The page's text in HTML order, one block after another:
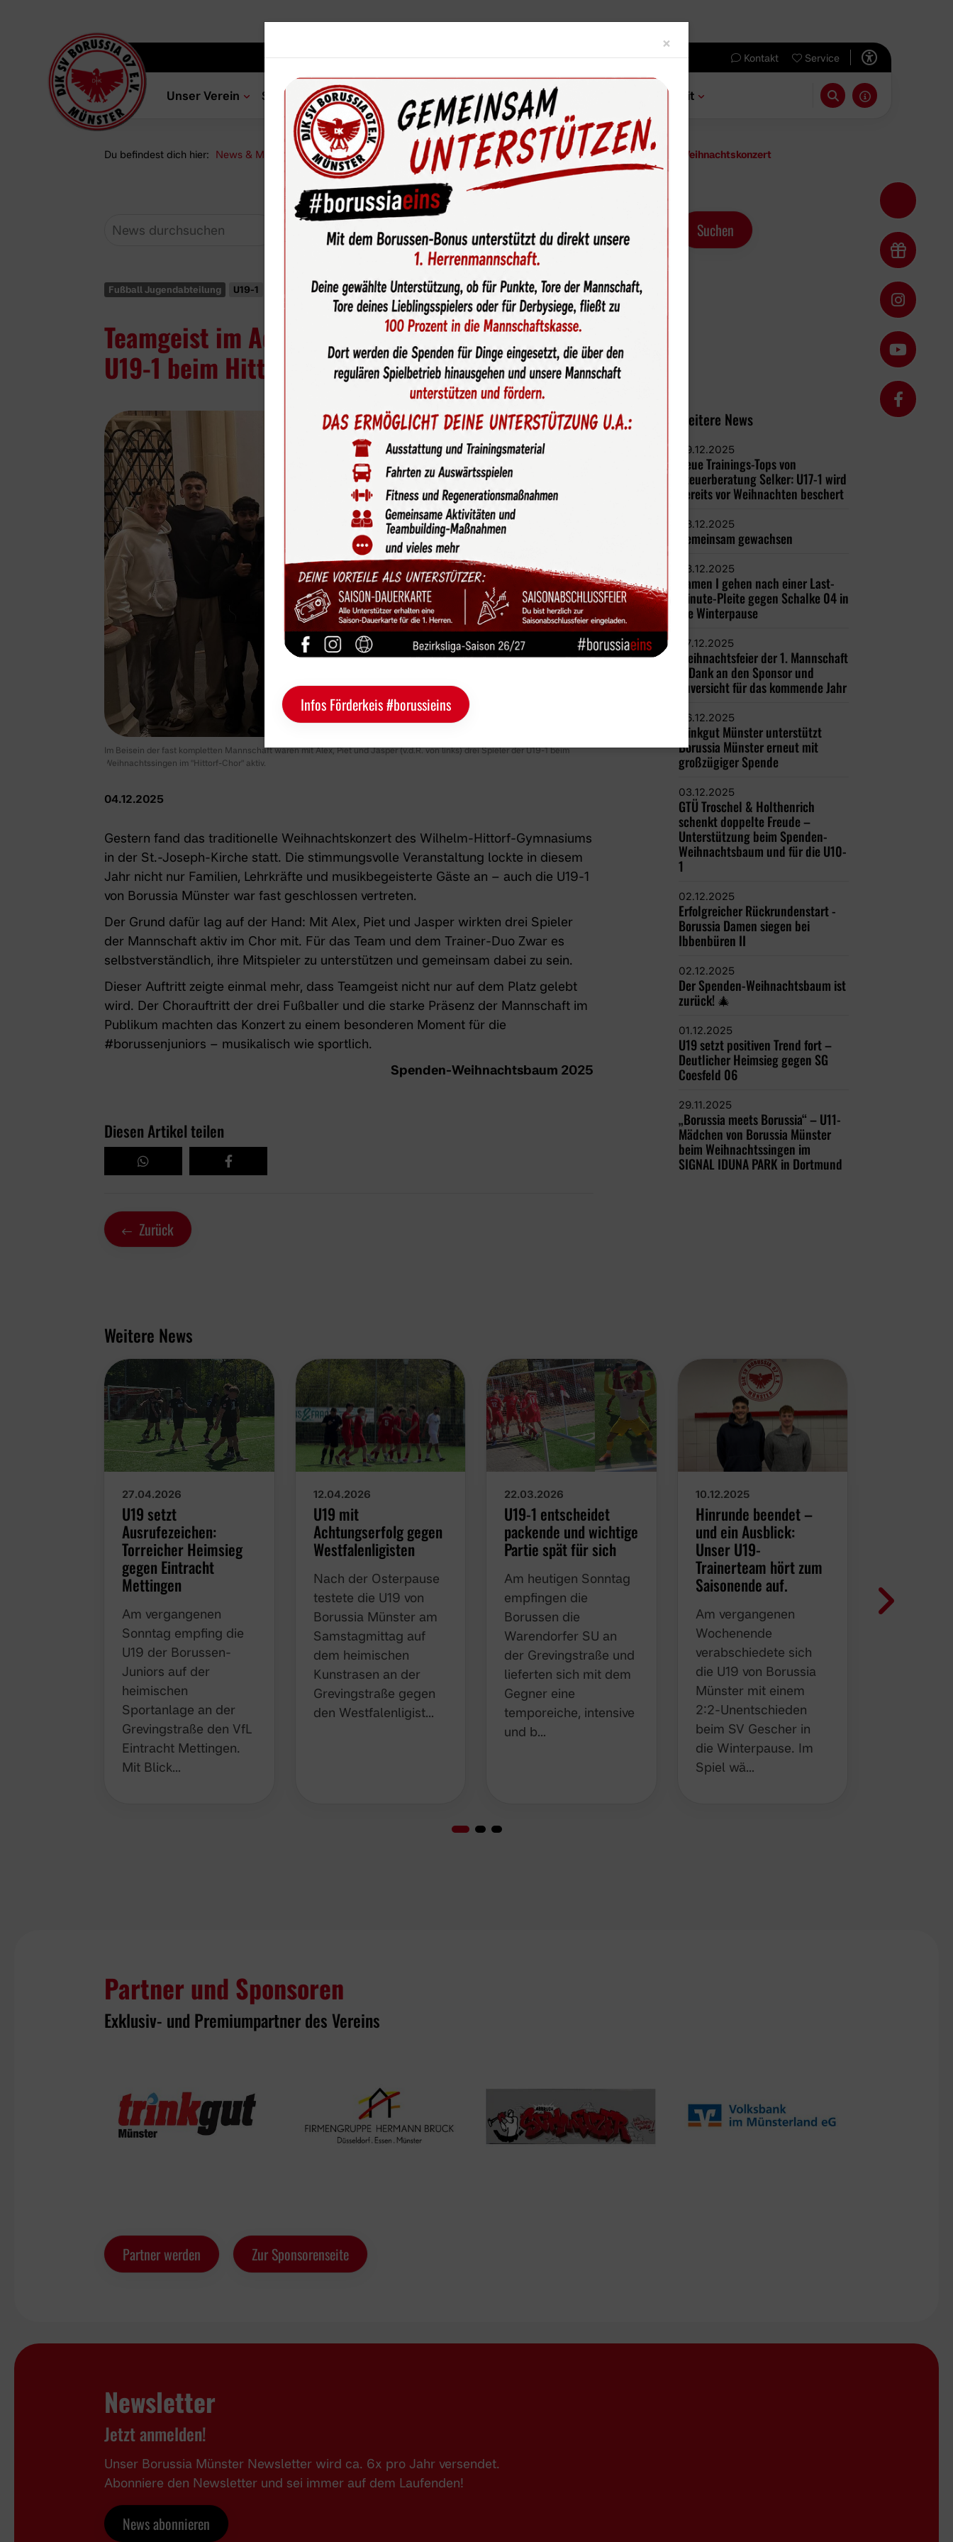
Kontakt Service
Unser Verein Sportangebot News & Media Service Sponsoren Fun & Freizeit
Du befindest dich hier: News & Media Newsroom Teamgeist im Advent: Borussen-Juniors der U19-1 beim Hittorf-Weihnachtskonzert
Fußball Jugendabteilung U19-1
Teamgeist im Advent: Borussen-Juniors der
U19-1 beim Hittorf-Weihnachtskonzert
Im Beisein der fast kompletten Mannschaft waren mit Alex, Piet und Jasper (v.d.R. von links) drei Spieler der U19-1 beim
Weihnachtssingen im "Hittorf-Chor" aktiv.
04.12.2025
Gestern fand das traditionelle Weihnachtskonzert des Wilhelm-Hittorf-Gymnasiums
in der St.-Joseph-Kirche statt. Die stimmungsvolle Veranstaltung lockte in diesem
Jahr nicht nur Familien, Lehrkräfte und musikbegeisterte Gäste an – auch die U19-1
von Borussia Münster war fast geschlossen vertreten.
Der Grund dafür lag auf der Hand: Mit Alex, Piet und Jasper wirkten drei Spieler
der Mannschaft aktiv im Chor mit. Für das Team und dem Trainer-Duo Zwar es
selbstverständlich, ihre Mitspieler zu unterstützen und gemeinsam dabei zu sein.
Dieser Auftritt zeigte einmal mehr, dass Teamgeist nicht nur auf dem Platz gelebt
wird. Der Chorauftritt der drei Fußballer und die starke Präsenz der Mannschaft im
Publikum machten das Konzert zu einem besonderen Moment für die
#borussenjuniors – musikalisch wie sportlich.
Spenden-Weihnachtsbaum 2025
Diesen Artikel teilen
Zurück
Weitere News
09.12.2025
Neue Trainings-Tops von
Steuerberatung Selker: U17-1 wird
bereits vor Weihnachten beschert
08.12.2025
Gemeinsam gewachsen
08.12.2025
Damen I gehen nach einer Last-
Minute-Pleite gegen Schalke 04 in
die Winterpause
07.12.2025
Weihnachtsfeier der 1. Mannschaft
– Dank an den Sponsor und
Zuversicht für das kommende Jahr
06.12.2025
Trinkgut Münster unterstützt
Borussia Münster erneut mit
großzügiger Spende
03.12.2025
GTÜ Troschel & Holthenrich
schenkt doppelte Freude –
Unterstützung beim Spenden-
Weihnachtsbaum und für die U10-
1
02.12.2025
Erfolgreicher Rückrundenstart -
Borussia Damen siegen bei
Ibbenbüren II
02.12.2025
Der Spenden-Weihnachtsbaum ist
zurück! 🎄
01.12.2025
U19 setzt positiven Trend fort –
Deutlicher Heimsieg gegen SG
Coesfeld 06
29.11.2025
„Borussia meets Borussia“ – U11-
Mädchen von Borussia Münster
beim Weihnachtssingen im
SIGNAL IDUNA PARK in Dortmund
Weitere News
27.04.2026
U19 setzt
Ausrufezeichen:
Torreicher Heimsieg
gegen Eintracht
Mettingen
Am vergangenen
Sonntag empfing die
U19 der Borussen-
Juniors auf der
heimischen
Sportanlage an der
Grevingstraße den VfL
Eintracht Mettingen.
Mit Blick…
12.04.2026
U19 mit
Achtungserfolg gegen
Westfalenligisten
Nach der Osterpause
testete die U19 von
Borussia Münster am
Samstagmittag auf
dem heimischen
Kunstrasen an der
Grevingstraße gegen
den Westfalenligist…
22.03.2026
U19-1 entscheidet
packende und wichtige
Partie spät für sich
Am heutigen Sonntag
empfingen die
Borussen die
Warendorfer SU an
der Grevingstraße und
lieferten sich mit dem
Gegner eine
temporeiche, intensive
und b…
10.12.2025
Hinrunde beendet –
und ein Ausblick:
Unser U19-
Trainerteam hört zum
Saisonende auf.
Am vergangenen
Wochenende
verabschiedete sich
die U19 von Borussia
Münster mit einem
2:2-Unentschieden
beim SV Gescher in
die Winterpause. Im
Spiel wä…
Nach dem
Partner und Sponsoren
Exklusiv- und Premiumpartner des Vereins
Partner werden Zur Sponsorenseite
Newsletter
Jetzt anmelden!
Unser Borussia Münster Newsletter wird ca. 6x pro Jahr versendet.
Abonniere den Newsletter und sei immer auf dem Laufenden!
News abonnieren
× Close
Infos Förderkeis #borussieins